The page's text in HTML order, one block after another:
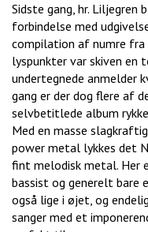
Sidste gang, hr. Liljegren
forbindelse med
compilation af numre fra
lyspunkter var skiven en
undertegnede anmelder
gang er der dog flere af
selvbetitlede album
Med en masse
power metal lykkes det
fint melodisk metal. Her
bassist og generelt bare
også lige i øjet, og
sanger med et